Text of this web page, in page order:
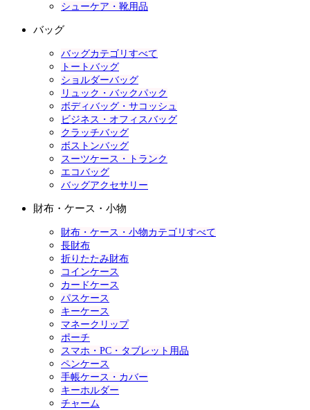
シューケア・靴用品
バッグ
バッグカテゴリすべて
トートバッグ
ショルダーバッグ
リュック・バックパック
ボディバッグ・サコッシュ
ビジネス・オフィスバッグ
クラッチバッグ
ボストンバッグ
スーツケース・トランク
エコバッグ
バッグアクセサリー
財布・ケース・小物
財布・ケース・小物カテゴリすべて
長財布
折りたたみ財布
コインケース
カードケース
パスケース
キーケース
マネークリップ
ポーチ
スマホ・PC・タブレット用品
ペンケース
手帳ケース・カバー
キーホルダー
チャーム